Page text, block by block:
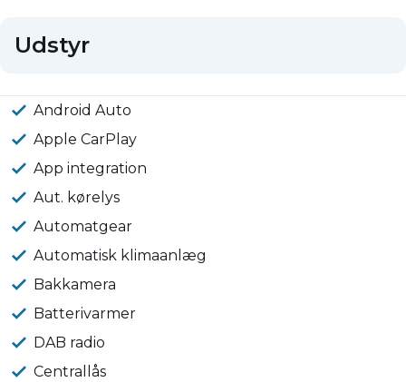
Udstyr
Android Auto
Apple CarPlay
App integration
Aut. kørelys
Automatgear
Automatisk klimaanlæg
Bakkamera
Batterivarmer
DAB radio
Centrallås